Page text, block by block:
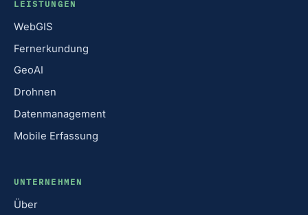
LEISTUNGEN
WebGIS
Fernerkundung
GeoAI
Drohnen
Datenmanagement
Mobile Erfassung
UNTERNEHMEN
Über